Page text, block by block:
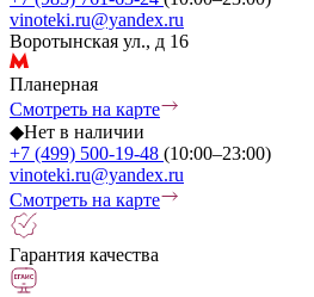
vinoteki.ru@yandex.ru
Воротынская ул., д 16
Планерная
Смотреть на карте
◆Нет в наличии
+7 (499) 500-19-48 (10:00–23:00)
vinoteki.ru@yandex.ru
Смотреть на карте
Гарантия качества